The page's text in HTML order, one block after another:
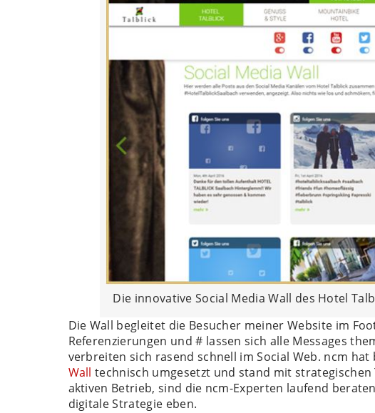
Die innovative Social Media Wall des Hotel
Die Wall begleitet die Besucher meiner Website im
Referenzierungen und # lassen sich alle Messages
verbreiten sich rasend schnell im Social Web. ncm hat
Wall technisch umgesetzt und stand mit
aktiven Betrieb, sind die ncm-Experten laufend
digitale Strategie eben.